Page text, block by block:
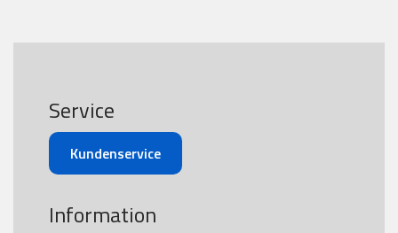
Service
Kundenservice
Information